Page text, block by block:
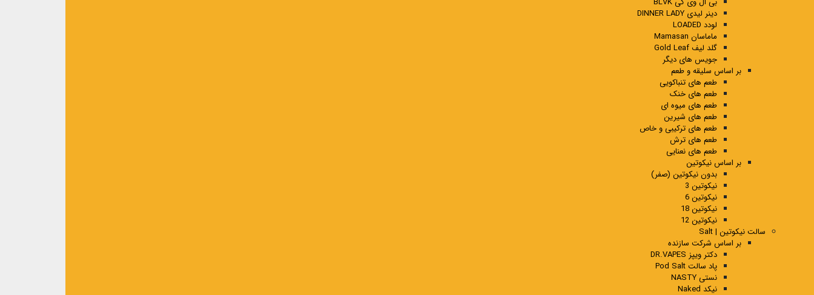
دینر لیدی DINNER LADY
لودد LOADED
ماماسان Mamasan
گلد لیف Gold Leaf
جویس های دیگر
بر اساس سلیقه و طعم
طعم های تنباکویی
طعم های خنک
طعم های میوه ای
طعم های شیرین
طعم های ترکیبی و خاص
طعم های ترش
طعم های نعنایی
بر اساس نیکوتین
بدون نیکوتین (صفر)
نیکوتین 3
نیکوتین 6
نیکوتین 18
نیکوتین 12
سالت نیکوتین | Salt
بر اساس شرکت سازنده
دکتر ویپز DR.VAPES
پاد سالت Pod Salt
نستی NASTY
نیکد Naked